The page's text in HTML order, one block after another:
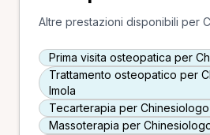
Altre prestazioni disponibili per
Prima visita osteopatica per
Trattamento osteopatico per
Imola
Tecarterapia per Chinesiologo
Massoterapia per